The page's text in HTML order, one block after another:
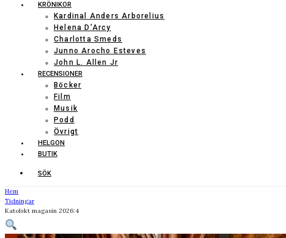
KRÖNIKOR
Kardinal Anders Arborelius
Helena D’Arcy
Charlotta Smeds
Junno Arocho Esteves
John L. Allen Jr
RECENSIONER
Böcker
Film
Musik
Podd
Övrigt
HELGON
BUTIK
SÖK
Hem
Tidningar
Katolskt magasin 2026:4